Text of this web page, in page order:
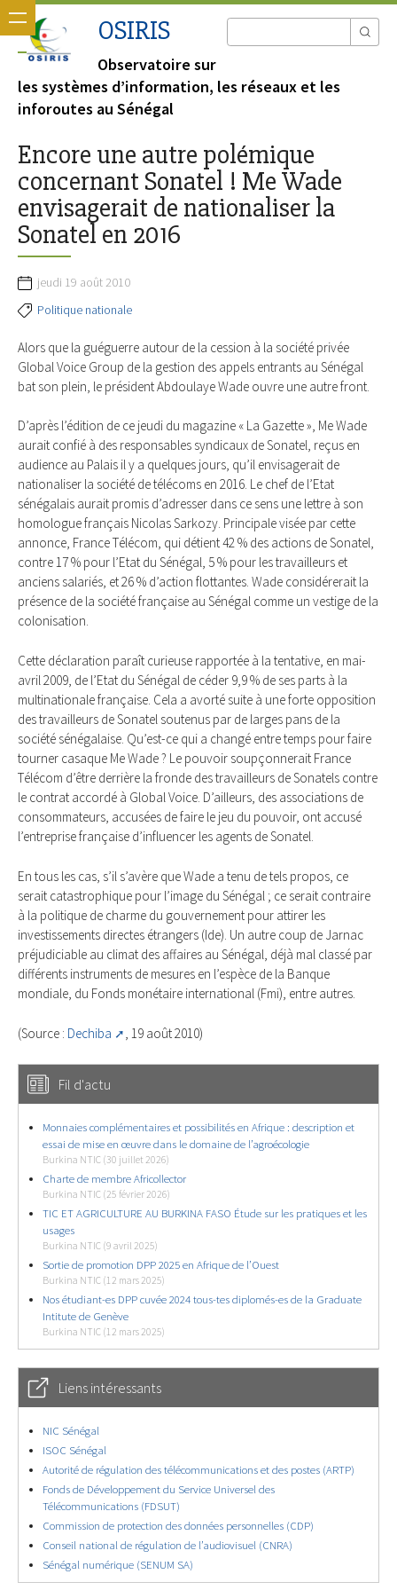
OSIRIS
Observatoire sur
les systèmes d’information, les réseaux et les
inforoutes au Sénégal
Encore une autre polémique
concernant Sonatel ! Me Wade
envisagerait de nationaliser la
Sonatel en 2016
jeudi 19 août 2010
Politique nationale
Alors que la guéguerre autour de la cession à la société privée
Global Voice Group de la gestion des appels entrants au Sénégal
bat son plein, le président Abdoulaye Wade ouvre une autre front.
D’après l’édition de ce jeudi du magazine « La Gazette », Me Wade
aurait confié à des responsables syndicaux de Sonatel, reçus en
audience au Palais il y a quelques jours, qu’il envisagerait de
nationaliser la société de télécoms en 2016. Le chef de l’Etat
sénégalais aurait promis d’adresser dans ce sens une lettre à son
homologue français Nicolas Sarkozy. Principale visée par cette
annonce, France Télécom, qui détient 42 % des actions de Sonatel,
contre 17 % pour l’Etat du Sénégal, 5 % pour les travailleurs et
anciens salariés, et 26 % d’action flottantes. Wade considérerait la
présence de la société française au Sénégal comme un vestige de la
colonisation.
Cette déclaration paraît curieuse rapportée à la tentative, en mai-
avril 2009, de l’Etat du Sénégal de céder 9,9 % de ses parts à la
multinationale française. Cela a avorté suite à une forte opposition
des travailleurs de Sonatel soutenus par de larges pans de la
société sénégalaise. Qu’est-ce qui a changé entre temps pour faire
tourner casaque Me Wade ? Le pouvoir soupçonnerait France
Télécom d’être derrière la fronde des travailleurs de Sonatels contre
le contrat accordé à Global Voice. D’ailleurs, des associations de
consommateurs, accusées de faire le jeu du pouvoir, ont accusé
l’entreprise française d’influencer les agents de Sonatel.
En tous les cas, s’il s’avère que Wade a tenu de tels propos, ce
serait catastrophique pour l’image du Sénégal ; ce serait contraire
à la politique de charme du gouvernement pour attirer les
investissements directes étrangers (Ide). Un autre coup de Jarnac
préjudiciable au climat des affaires au Sénégal, déjà mal classé par
différents instruments de mesures en l’espèce de la Banque
mondiale, du Fonds monétaire international (Fmi), entre autres.
(Source : Dechiba , 19 août 2010)
Fil d'actu
Monnaies complémentaires et possibilités en Afrique : description et
essai de mise en œuvre dans le domaine de l’agroécologie
Burkina NTIC (30 juillet 2026)
Charte de membre Africollector
Burkina NTIC (25 février 2026)
TIC ET AGRICULTURE AU BURKINA FASO Étude sur les pratiques et les
usages
Burkina NTIC (9 avril 2025)
Sortie de promotion DPP 2025 en Afrique de l’Ouest
Burkina NTIC (12 mars 2025)
Nos étudiant-es DPP cuvée 2024 tous-tes diplomés-es de la Graduate
Intitute de Genève
Burkina NTIC (12 mars 2025)
Liens intéressants
NIC Sénégal
ISOC Sénégal
Autorité de régulation des télécommunications et des postes (ARTP)
Fonds de Développement du Service Universel des
Télécommunications (FDSUT)
Commission de protection des données personnelles (CDP)
Conseil national de régulation de l’audiovisuel (CNRA)
Sénégal numérique (SENUM SA)